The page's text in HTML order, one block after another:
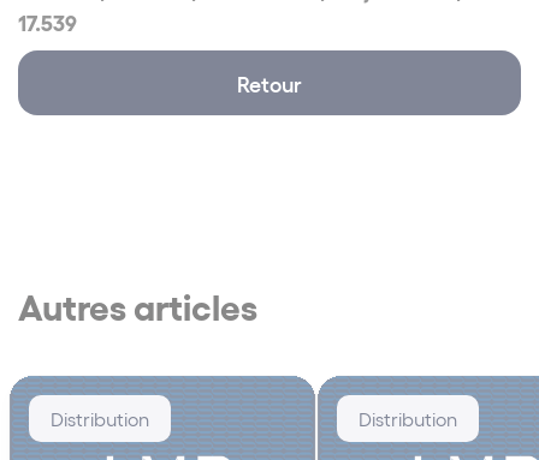
17.539
Retour
Autres articles
Distribution Distribution